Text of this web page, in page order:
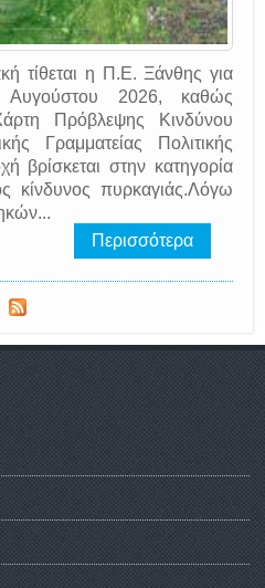
τίθεται η Π.Ε. Ξάνθης για
2026, καθώς
Πρόβλεψης Κινδύνου
Γραμματείας Πολιτικής
βρίσκεται στην κατηγορία
κίνδυνος πυρκαγιάς.Λόγω
Περισσότερα